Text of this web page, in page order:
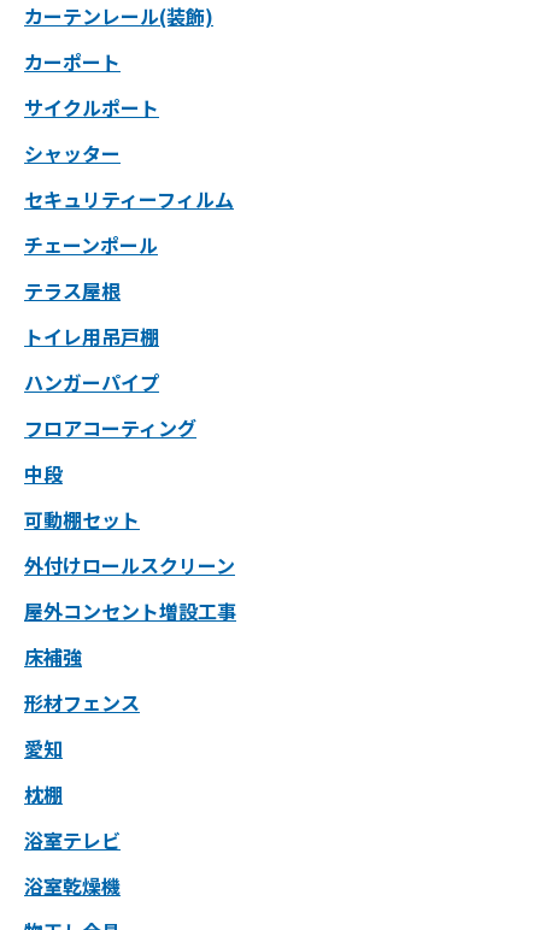
カーテンレール(装飾)
カーポート
サイクルポート
シャッター
セキュリティーフィルム
チェーンポール
テラス屋根
トイレ用吊戸棚
ハンガーパイプ
フロアコーティング
中段
可動棚セット
外付けロールスクリーン
屋外コンセント増設工事
床補強
形材フェンス
愛知
枕棚
浴室テレビ
浴室乾燥機